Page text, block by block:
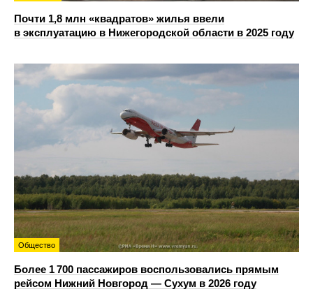
Почти 1,8 млн «квадратов» жилья ввели
в эксплуатацию в Нижегородской области в 2025 году
Общество
Более 1 700 пассажиров воспользовались прямым
рейсом Нижний Новгород — Сухум в 2026 году